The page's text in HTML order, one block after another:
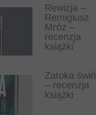
Rewizja –
Remigiusz
Mróz –
recenzja
książki
Zatoka świń
– recenzja
książki
głos – Marek
Krajewski –
recenzja
książki
Camilla
Lackberg –
recenzja
książki